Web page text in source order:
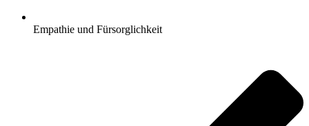
Empathie und Fürsorglichkeit